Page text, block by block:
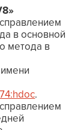
в основной
метода в
.